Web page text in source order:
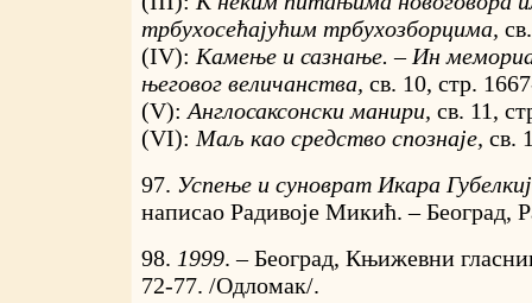
трбухосећајућим трбухозборцима,
(IV): Камење и сазнање. – Ин
његовог величанства, св. 10, стр.
(V): Англосаксонски манири, св. 11,
(VI): Маљ као средство спознаје, св.
97. Успење и суноврат Икара
написао Радивоје Микић. – Београд,
98. 1999. – Београд, Књижевни
72-77. /Одломак/.